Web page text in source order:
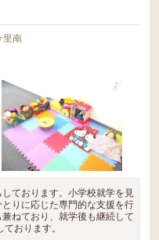
里南
ております。小学校就学を見
りに応じた専門的な支援を行
ねており、就学後も継続して
おります。